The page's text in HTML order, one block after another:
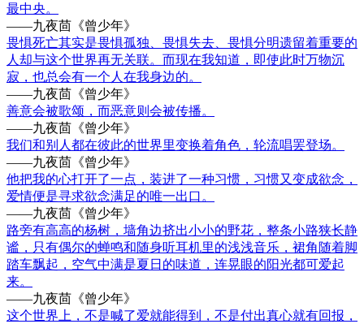
最中央。
——九夜茴《曾少年》
畏惧死亡其实是畏惧孤独、畏惧失去、畏惧分明遗留着重要的
人却与这个世界再无关联。而现在我知道，即使此时万物沉
寂，也总会有一个人在我身边的。
——九夜茴《曾少年》
善意会被歌颂，而恶意则会被传播。
——九夜茴《曾少年》
我们和别人都在彼此的世界里变换着角色，轮流唱罢登场。
——九夜茴《曾少年》
他把我的心打开了一点，装进了一种习惯，习惯又变成欲念，
爱情便是寻求欲念满足的唯一出口。
——九夜茴《曾少年》
路旁有高高的杨树，墙角边挤出小小的野花，整条小路狭长静
谧，只有偶尔的蝉鸣和随身听耳机里的浅浅音乐，裙角随着脚
踏车飘起，空气中满是夏日的味道，连晃眼的阳光都可爱起
来。
——九夜茴《曾少年》
这个世界上，不是喊了爱就能得到，不是付出真心就有回报，